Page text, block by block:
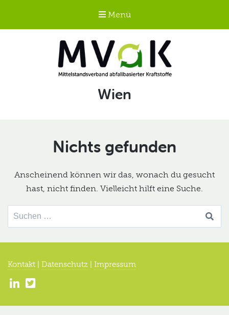
Menü
Mittelstandsverband
abfallbasierter
Schlagwort:
Wien
Nichts gefunden
Anscheinend können wir das, wonach du gesucht
hast, nicht finden. Vielleicht hilft eine Suche.
Suche
nach:
Kontakt Datenschutz Impressum